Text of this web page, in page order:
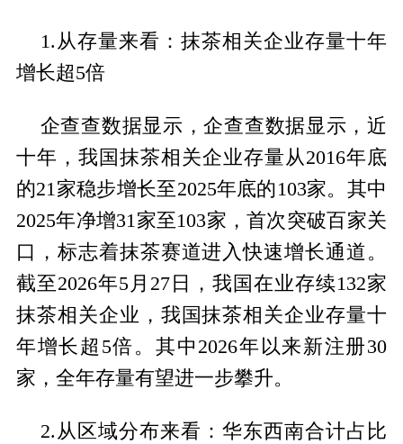
1.从存量来看：抹茶相关企业存量十年
增长超5倍
企查查数据显示，企查查数据显示，近
十年，我国抹茶相关企业存量从2016年底
的21家稳步增长至2025年底的103家。其中
2025年净增31家至103家，首次突破百家关
口，标志着抹茶赛道进入快速增长通道。
截至2026年5月27日，我国在业存续132家
抹茶相关企业，我国抹茶相关企业存量十
年增长超5倍。其中2026年以来新注册30
家，全年存量有望进一步攀升。
2.从区域分布来看：华东西南合计占比